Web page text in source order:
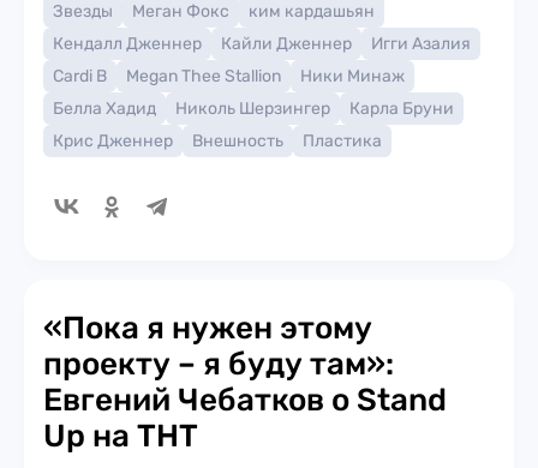
Звезды Меган Фокс
ким кардашьян
Кендалл Дженнер
Кайли Дженнер
Игги Азалия
Cardi B
Megan Thee Stallion
Ники Минаж
Белла Хадид
Николь Шерзингер
Карла Бруни
Крис Дженнер
Внешность Пластика
«Пока я нужен этому
проекту – я буду там»:
Евгений Чебатков о Stand
Up на ТНТ